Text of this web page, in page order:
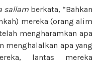
sallamberkata, “Bahkan
mereka (orang alim
mengharamkan apa
menghalalkan apa yang
lantas mereka